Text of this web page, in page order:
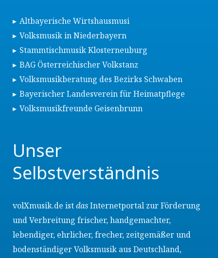
Altbayerische Wirtshausmusi
Volksmusik in Niederbayern
Stammtischmusik Klosterneuburg
BAG Österreichischer Volkstanz
Volksmusikberatung des Bezirks Schwaben
Bayerischer Landesverein für Heimatpflege
Volksmusikfreunde Geisenbrunn
Unser
Selbstverständnis
volXmusik.de istdasInternetportal zur Förderung
und Verbreitung frischer, handgemachter,
lebendiger, ehrlicher, frecher, zeitgemäßer und
bodenständiger Volksmusik aus Deutschland,